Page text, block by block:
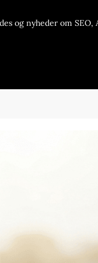
og nyheder om SEO,